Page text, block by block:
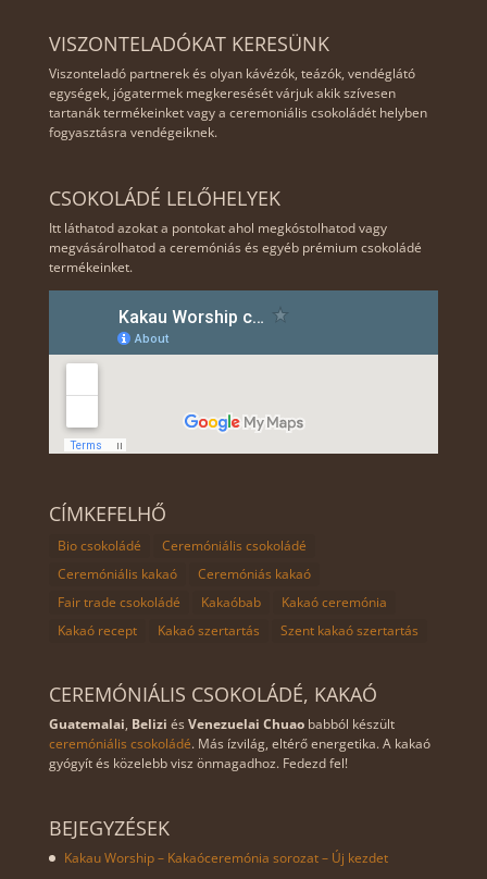
VISZONTELADÓKAT KERESÜNK
Viszonteladó partnerek és olyan kávézók, teázók, vendéglátó
egységek, jógatermek megkeresését várjuk akik szívesen
tartanák termékeinket vagy a ceremoniális csokoládét helyben
fogyasztásra vendégeiknek.
CSOKOLÁDÉ LELŐHELYEK
Itt láthatod azokat a pontokat ahol megkóstolhatod vagy
megvásárolhatod a ceremóniás és egyéb prémium csokoládé
termékeinket.
CÍMKEFELHŐ
Bio csokoládé
Ceremóniális csokoládé
Ceremóniális kakaó
Ceremóniás kakaó
Fair trade csokoládé
Kakaóbab
Kakaó ceremónia
Kakaó recept
Kakaó szertartás Szent kakaó szertartás
CEREMÓNIÁLIS CSOKOLÁDÉ, KAKAÓ
Guatemalai, Belizi és Venezuelai Chuaobabból készült
ceremóniális csokoládé. Más ízvilág, eltérő energetika. A kakaó
gyógyít és közelebb visz önmagadhoz. Fedezd fel!
BEJEGYZÉSEK
Kakau Worship – Kakaóceremónia sorozat – Új kezdet